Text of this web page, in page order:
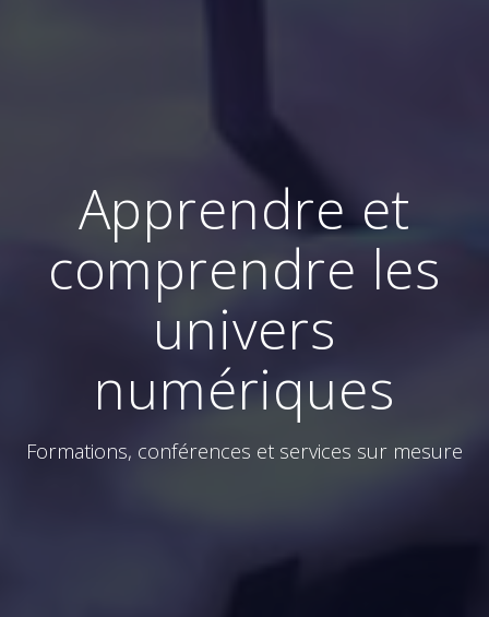
Apprendre et
comprendre les
univers
numériques
Formations, conférences et services sur mesure